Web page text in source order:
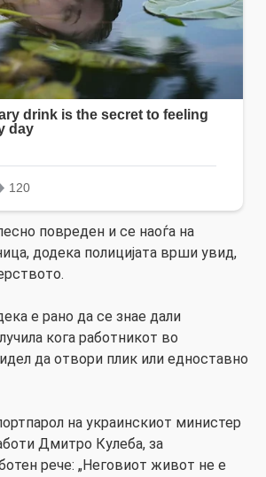
повреден и се наоѓа на
додека полицијата врши увид,
е рано да се знае дали
кога работникот во
да отвори плик или едноставно
на украинскиот министер
Дмитро Кулеба, за
рече: „Неговиот живот не е